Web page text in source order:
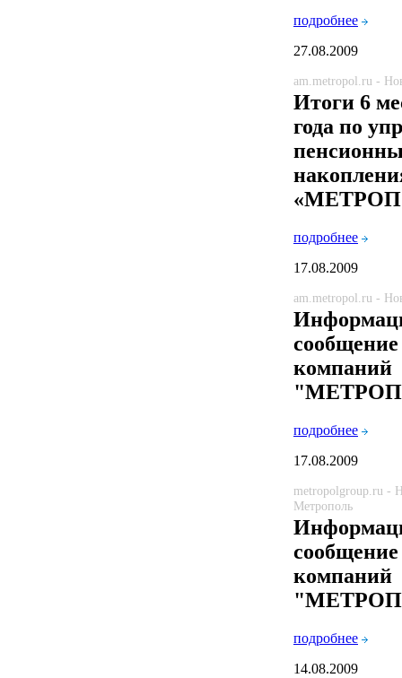
подробнее
27.08.2009
am.metropol.ru -
Итоги 6
года по
подробнее
17.08.2009
am.metropol.ru -
компаний
подробнее
17.08.2009
metropolgroup.ru -
Метрополь
компаний
подробнее
14.08.2009